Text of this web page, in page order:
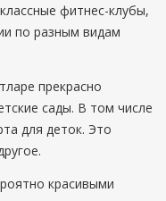
фитнес-клубы,
по разным видам
прекрасно
сады. В том числе
для деток. Это
красивыми